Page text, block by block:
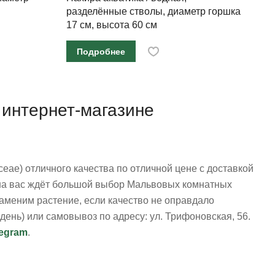
разделённые стволы, диаметр горшка
17 см, высота 60 см
Подробнее
магазине
отличного качества по отличной цене с доставкой
вас ждёт большой выбор Мальвовых комнатных
растение, если качество не оправдало
или самовывоз по адресу: ул. Трифоновская, 56.
.